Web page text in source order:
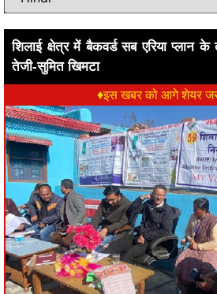
शिलाई क्षेत्र में बैकवर्ड सब एरिया प्लान
तेजी-सुमित खिमटा
♦इस खबर को आगे शेयर